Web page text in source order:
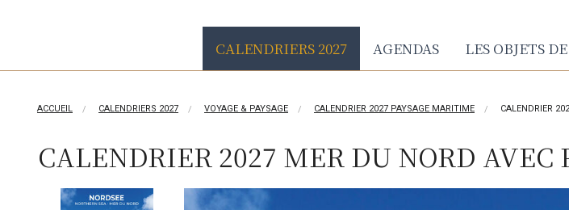
CALENDRIERS 2027 AGENDAS LES OBJETS
ACCUEIL CALENDRIERS 2027 VOYAGE & PAYSAGE CALENDRIER 2027 PAYSAGE MARITIME CALENDRIER
CALENDRIER 2027 MER DU NORD AVEC